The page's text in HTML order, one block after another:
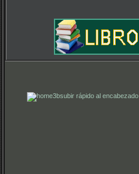
subir rápido al encabezado